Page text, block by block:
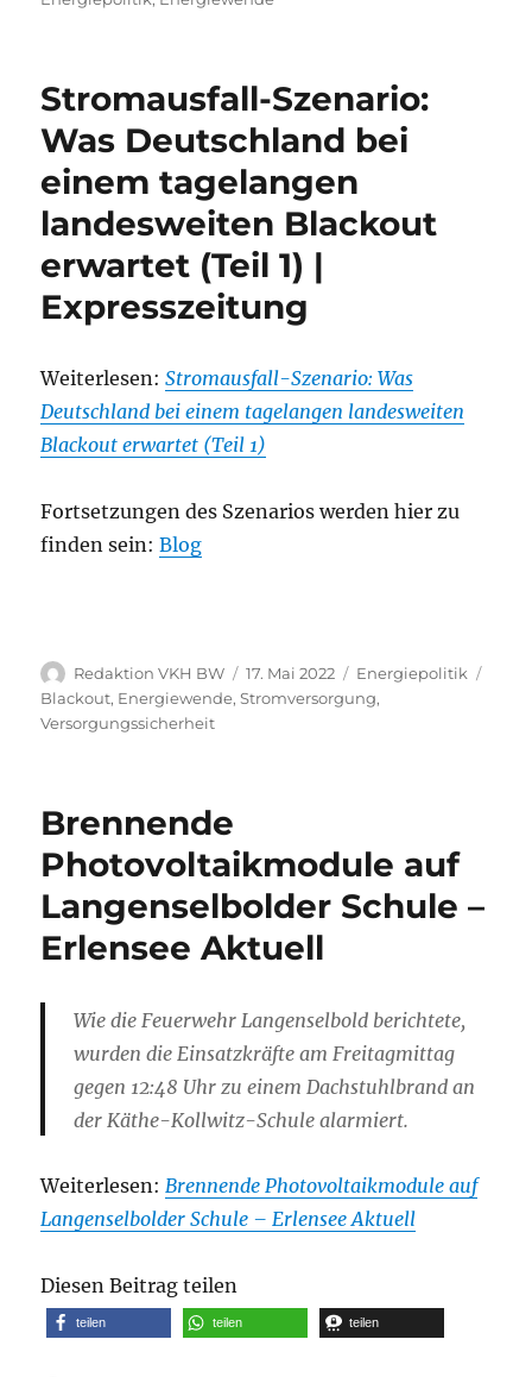
Stromausfall-Szenario:
Was Deutschland bei
einem tagelangen
landesweiten Blackout
erwartet (Teil 1) |
Expresszeitung
Weiterlesen:Stromausfall-Szenario: Was
Deutschland bei einem tagelangen landesweiten
Blackout erwartet (Teil 1)
Fortsetzungen des Szenarios werden hier zu
finden sein:Blog
Autor
Redaktion VKH BW
Veröffentlicht
am
17. Mai 2022 Kategorien
Energiepolitik
Blackout, Energiewende,Stromversorgung,
Versorgungssicherheit
Brennende
Photovoltaikmodule auf
Langenselbolder Schule –
Erlensee Aktuell
Wie die Feuerwehr Langenselbold berichtete,
wurden die Einsatzkräfte am Freitagmittag
gegen 12:48 Uhr zu einem Dachstuhlbrand an
der Käthe-Kollwitz-Schule alarmiert.
Weiterlesen:Brennende Photovoltaikmodule auf
Langenselbolder Schule – Erlensee Aktuell
Diesen Beitrag teilen
teilen teilen teilen